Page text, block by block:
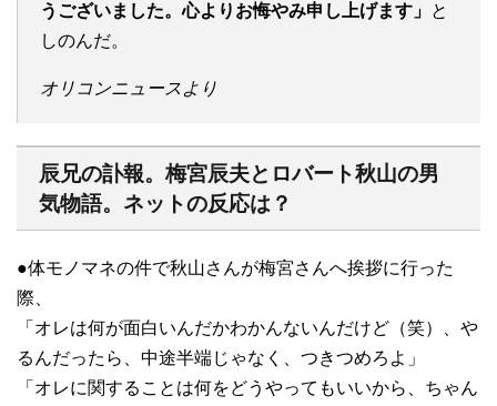
うございました。心よりお悔やみ申し上げます」 と
しのんだ。
オリコンニュースより
辰兄の訃報。梅宮辰夫とロバート秋山の男
気物語。ネットの反応は？
●体モノマネの件で秋山さんが梅宮さんへ挨拶に行った
際、
「オレは何が面白いんだかわかんないんだけど（笑）、や
るんだったら、中途半端じゃなく、つきつめろよ」
「オレに関することは何をどうやってもいいから、ちゃん